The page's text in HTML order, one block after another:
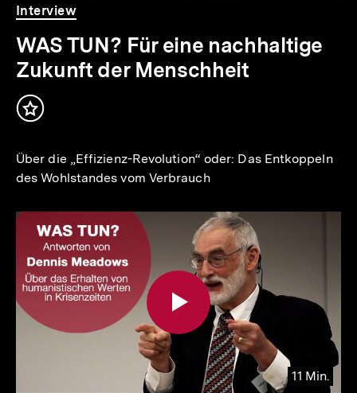
Video
Dauer
11
Min.
Interview
WAS TUN? Für eine nachhaltige
Zukunft der Menschheit
Inhalt
Über die „Effizienz-Revolution“ oder: Das Entkoppeln
des Wohlstandes vom Verbrauch
11 Min.